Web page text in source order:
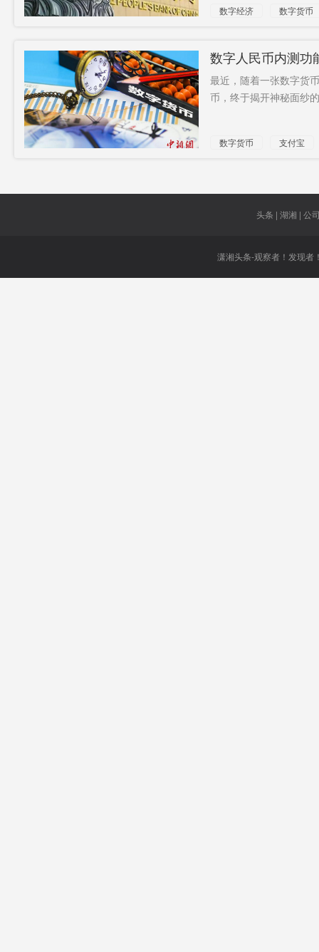
数字经济 数字货币
数字人民币内测功
最近，随着一张数字货
币，终于揭开神秘面纱
数字货币 支付宝
头条 | 湖湘 | 公
潇湘头条-观察者！发现者